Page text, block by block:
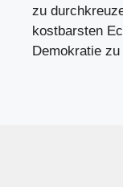
zu
kostbarsten
Demokratie zu